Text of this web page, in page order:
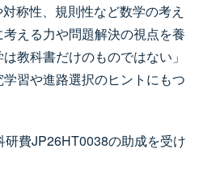
称性、規則性など数学の考え
える力や問題解決の視点を養
教科書だけのものではない」
習や進路選択のヒントにもつ
費JP26HT0038の助成を受け